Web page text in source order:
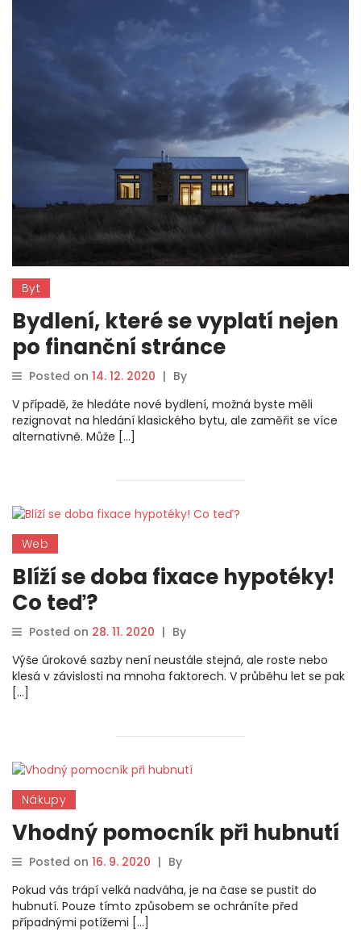
Byt
Bydlení, které se vyplatí nejen
po finanční stránce
Posted on 14. 12. 2020 | By
V případě, že hledáte nové bydlení, možná byste měli
rezignovat na hledání klasického bytu, ale zaměřit se více
alternativně. Může […]
Web
Blíží se doba fixace hypotéky!
Co teď?
Posted on 28. 11. 2020 | By
Výše úrokové sazby není neustále stejná, ale roste nebo
klesá v závislosti na mnoha faktorech. V průběhu let se pak
[…]
Nákupy
Vhodný pomocník při hubnutí
Posted on 16. 9. 2020 | By
Pokud vás trápí velká nadváha, je na čase se pustit do
hubnutí. Pouze tímto způsobem se ochráníte před
případnými potížemi […]